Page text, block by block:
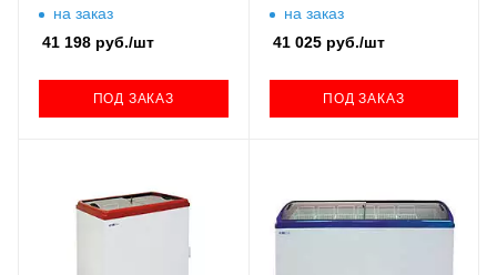
на заказ
41 198 руб./шт
ПОД ЗАКАЗ
на заказ
41 025руб./шт
ПОД ЗАКАЗ